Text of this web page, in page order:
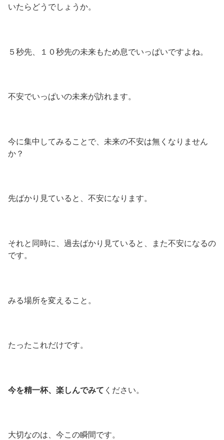
いたらどうでしょうか。
５秒先、１０秒先の未来もため息でいっぱいですよね。
不安でいっぱいの未来が訪れます。
今に集中してみることで、未来の不安は無くなりません
か？
先ばかり見ていると、不安になります。
それと同時に、過去ばかり見ていると、また不安になるの
です。
みる場所を変えること。
たったこれだけです。
今を精一杯、楽しんでみて ください。
大切なのは、今この瞬間です。